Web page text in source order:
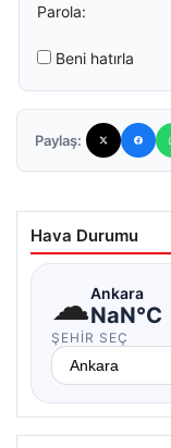
Parola:
Beni hatırla
Paylaş:
Hava Durumu
☁Ankara
NaN°C
ŞEHIR SEÇ